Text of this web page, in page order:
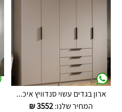
ארון בגדים עשוי סנדוויץ איכ...
המחיר שלנו:3552
₪